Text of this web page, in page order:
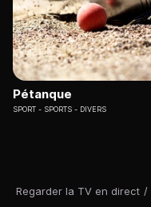
Regarder la TV en direct /
Pétanque
SPORT SPORTS - DIVERS